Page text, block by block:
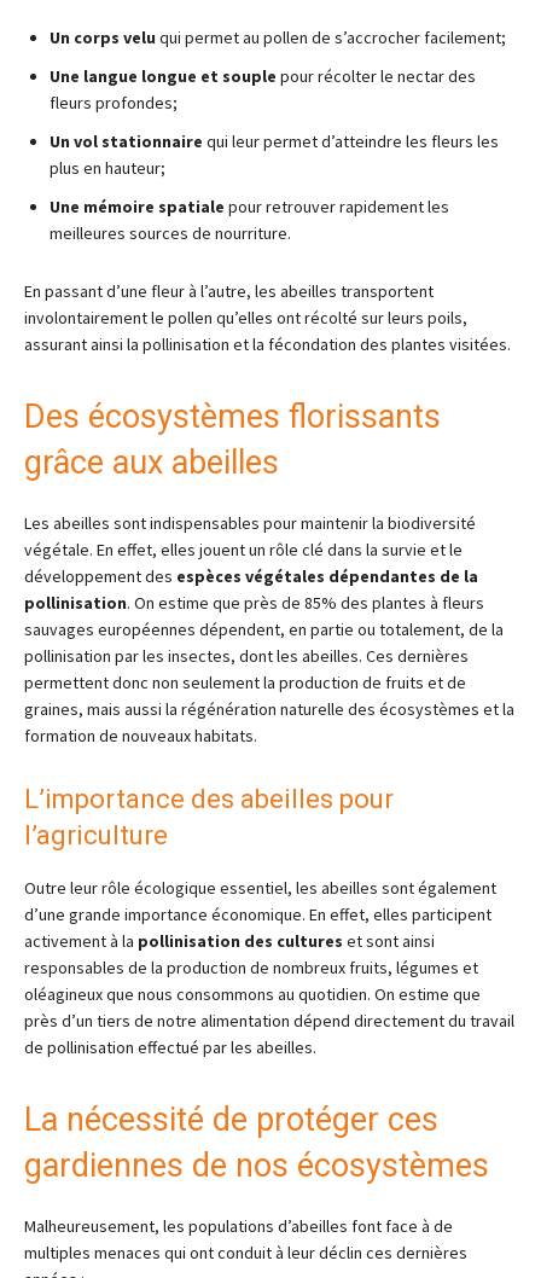
Un corps velu qui permet au pollen de s’accrocher facilement;
Une langue longue et souple pour récolter le nectar des
fleurs profondes;
Un vol stationnaire qui leur permet d’atteindre les fleurs les
plus en hauteur;
Une mémoire spatiale pour retrouver rapidement les
meilleures sources de nourriture.
En passant d’une fleur à l’autre, les abeilles transportent
involontairement le pollen qu’elles ont récolté sur leurs poils,
assurant ainsi la pollinisation et la fécondation des plantes visitées.
Des écosystèmes florissants
grâce aux abeilles
Les abeilles sont indispensables pour maintenir la biodiversité
végétale. En effet, elles jouent un rôle clé dans la survie et le
développement des espèces végétales dépendantes de la
pollinisation. On estime que près de 85% des plantes à fleurs
sauvages européennes dépendent, en partie ou totalement, de la
pollinisation par les insectes, dont les abeilles. Ces dernières
permettent donc non seulement la production de fruits et de
graines, mais aussi la régénération naturelle des écosystèmes et la
formation de nouveaux habitats.
L’importance des abeilles pour
l’agriculture
Outre leur rôle écologique essentiel, les abeilles sont également
d’une grande importance économique. En effet, elles participent
activement à la pollinisation des cultures et sont ainsi
responsables de la production de nombreux fruits, légumes et
oléagineux que nous consommons au quotidien. On estime que
près d’un tiers de notre alimentation dépend directement du travail
de pollinisation effectué par les abeilles.
La nécessité de protéger ces
gardiennes de nos écosystèmes
Malheureusement, les populations d’abeilles font face à de
multiples menaces qui ont conduit à leur déclin ces dernières